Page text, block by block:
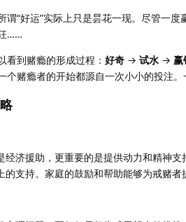
谓“好运”实际上只是昙花一现。尽管一
……
看到赌瘾的形成过程： 好奇 → 试水→ 赢
个赌瘾者的开始都源自一次小小的投注
经济援助，更重要的是提供动力和精神
的支持。家庭的鼓励和帮助能够为戒赌